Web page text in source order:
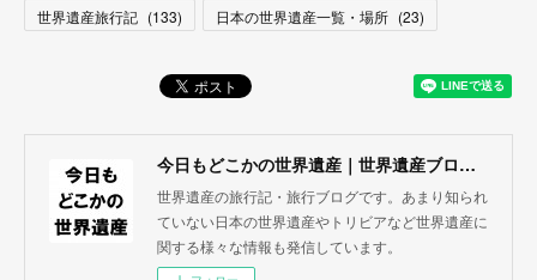
世界遺産旅行記 (133) 日本の世界遺産一覧・場所 (23)
今日もどこかの世界遺産｜世界遺産ブログ・旅行記
世界遺産の旅行記・旅行ブログです。あまり知られ
ていない日本の世界遺産やトリビアなど世界遺産に
関する様々な情報も発信しています。